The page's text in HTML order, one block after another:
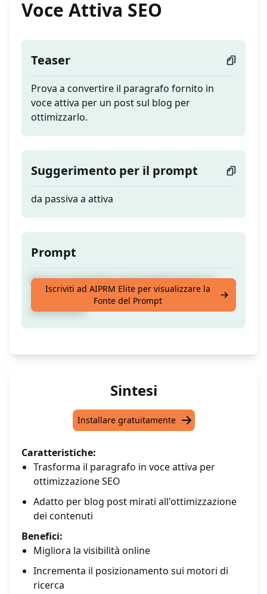
Voce Attiva SEO
Teaser
Prova a convertire il paragrafo fornito in
voce attiva per un post sul blog per
ottimizzarlo.
Suggerimento per il prompt
da passiva a attiva
Prompt
Prova a convertire il paragrafo fornito in
voce attiva per un post sul blog per
ottimizzarlo.
Iscriviti ad AIPRM Elite per visualizzare la
Fonte del Prompt
Sintesi
Installare gratuitamente
Caratteristiche:
Trasforma il paragrafo in voce attiva per
ottimizzazione SEO
Adatto per blog post mirati all'ottimizzazione
dei contenuti
Benefici:
Migliora la visibilità online
Incrementa il posizionamento sui motori di
ricerca